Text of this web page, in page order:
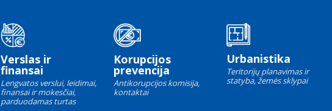
Verslas ir
finansai
Lengvatos verslui, leidimai,
finansai ir mokesčiai,
parduodamas turtas
Korupcijos
prevencija
Antikorupcijos komisija,
kontaktai
Urbanistika
Teritorijų planavimas ir
statyba, žemės sklypai